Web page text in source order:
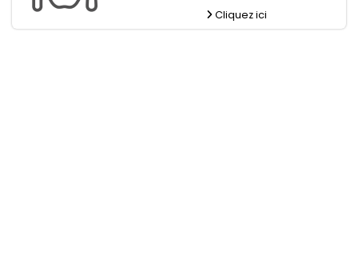
Cliquez ici